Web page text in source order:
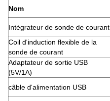
Nom
Intégrateur de sonde de courant
Coil d'induction flexible de la
sonde de courant
Adaptateur de sortie USB
(5V/1A)
câble d'alimentation USB